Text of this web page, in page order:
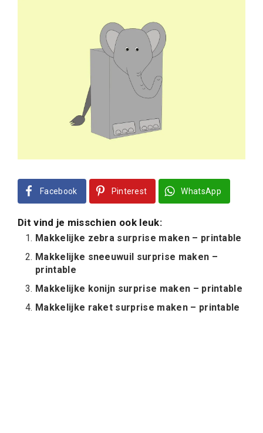
Facebook Pinterest WhatsApp
Dit vind je misschien ook leuk:
Makkelijke zebra surprise maken – printable
Makkelijke sneeuwuil surprise maken –
printable
Makkelijke konijn surprise maken – printable
Makkelijke raket surprise maken – printable